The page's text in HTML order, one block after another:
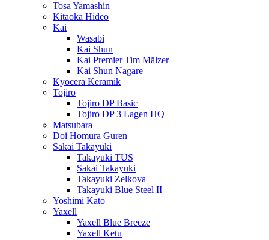
Tosa Yamashin
Kitaoka Hideo
Kai
Wasabi
Kai Shun
Kai Premier Tim Mälzer
Kai Shun Nagare
Kyocera Keramik
Tojiro
Tojiro DP Basic
Tojiro DP 3 Lagen HQ
Matsubara
Doi Homura Guren
Sakai Takayuki
Takayuki TUS
Sakai Takayuki
Takayuki Zelkova
Takayuki Blue Steel II
Yoshimi Kato
Yaxell
Yaxell Blue Breeze
Yaxell Ketu